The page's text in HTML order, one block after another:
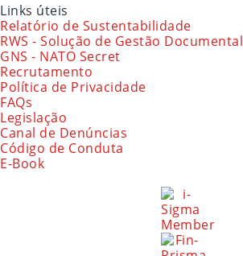
Links úteis
Relatório de Sustentabilidade
RWS - Solução de Gestão Documental
GNS - NATO Secret
Recrutamento
Política de Privacidade
FAQs
Legislação
Canal de Denúncias
Código de Conduta
E-Book